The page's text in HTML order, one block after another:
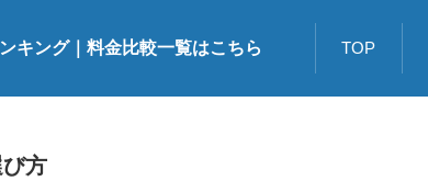
キング｜料金比較一覧はこちら TOP
方